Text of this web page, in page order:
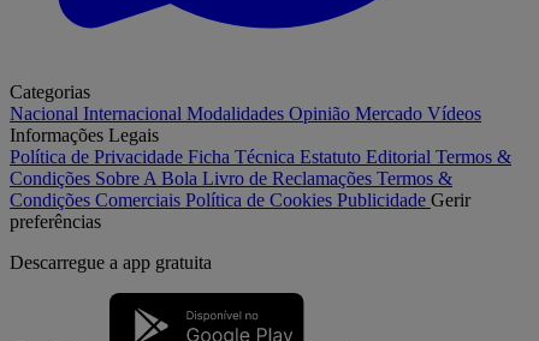
Categorias
Nacional Internacional Modalidades Opinião Mercado Vídeos
Informações Legais
Política de Privacidade Ficha Técnica Estatuto Editorial Termos &
Condições Sobre A Bola Livro de Reclamações Termos &
Condições Comerciais Política de Cookies Publicidade Gerir
preferências
Descarregue a app gratuita